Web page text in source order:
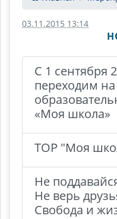
03.11.2015 13:14
С 1 сентября
переходим
«Моя школа»
ТОР "Моя
Не
Не верь
Свобода и